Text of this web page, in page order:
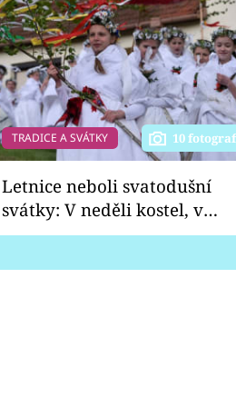
TRADICE A SVÁTKY 10
Letnice neboli svatodušní
svátky: V neděli kostel, v
pondělí zábava